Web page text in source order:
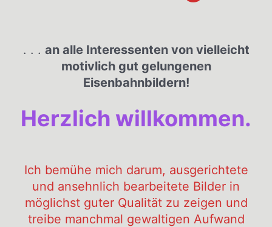
. . . an alle Interessenten von vielleicht
motivlich gut gelungenen
Eisenbahnbildern!
Herzlich willkommen.
Ich bemühe mich darum, ausgerichtete
und ansehnlich bearbeitete Bilder in
möglichst guter Qualität zu zeigen und
treibe manchmal gewaltigen Aufwand